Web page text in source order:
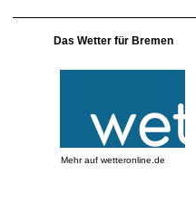
Das Wetter für Bremen
Mehr auf wetteronline.de